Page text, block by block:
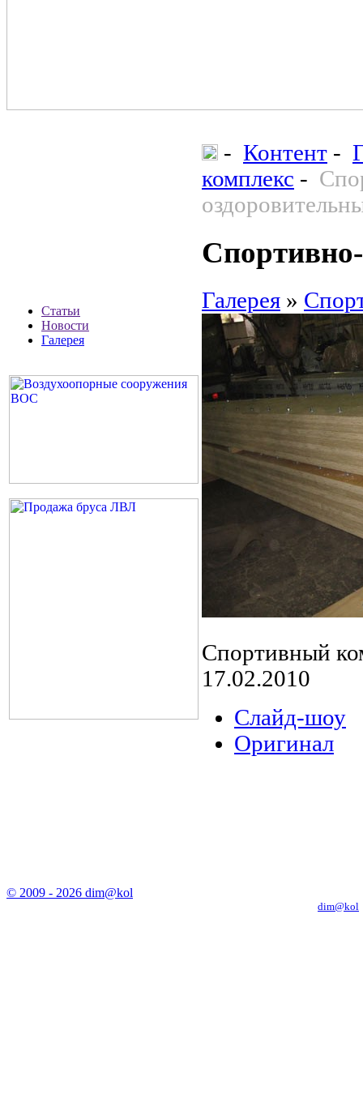
Статьи
Новости
Галерея
- Контент -
комплекс -
Галерея »
Спортивный
17.02.2010
Слайд-шоу
Оригинал
© 2009 - 2026 dim@kol
dim@kol